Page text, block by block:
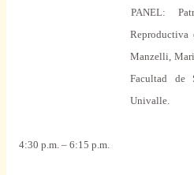
PANEL:
Reproductiva
Manzelli,
Facultad de
Univalle.
4:30 p.m. – 6:15 p.m.